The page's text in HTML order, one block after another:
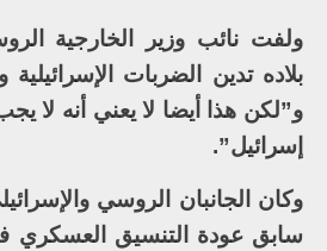
ولفت نائب وزير الخارجية
بلاده تدين الضربات الإسرائيلية
و”لكن هذا أيضا لا يعني أنه لا
إسرائيل”.
وكان الجانبان الروسي
سابق عودة التنسيق العسكري